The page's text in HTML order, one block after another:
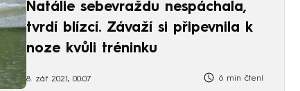
Natálie sebevraždu nespáchala,
tvrdí blízcí. Závaží si připevnila k
noze kvůli tréninku
8. zář 2021, 00:07 6 min čtení